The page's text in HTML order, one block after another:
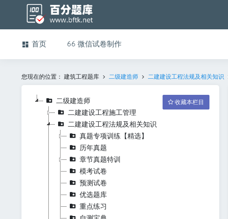
首页 微信试卷制作
您现在的位置： 建筑工程题库 二级建造师 二建建设工程法规及相关知识
收藏本栏目
二级建造师
二建建设工程施工管理
二建建设工程法规及相关知识
真题专项训练【精选】
历年真题
章节真题特训
模考试卷
预测试卷
优选题库
重点练习